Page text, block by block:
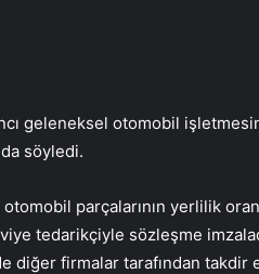
geleneksel otomobil
söyledi.
parçalarının yerlilik
tedarikçiyle sözleşme
diğer firmalar tarafından takdir